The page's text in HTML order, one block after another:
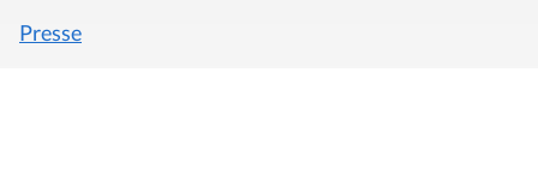
Presse